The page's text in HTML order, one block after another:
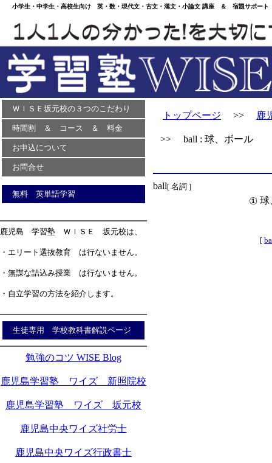
小学生・中学生・高校生向け 英・数・現代文・古文・漢文・小論文 講座 ＆ 宿題サポー
ＷＩＳＥ坂元校の３つのこだわり
時間割 ＆ コース ＆ 料金
お申込について
お問合せ
無料 英単語学習
鹿児島 学習塾 ＷＩＳＥ 坂元校は、
・エリート選抜教育 は行ないません。
・無謀な詰込み授業 は行ないません。
・自立学習の方法を紹介します。
生徒専用 学校教科書解説ページ
勉強のコツ WISE Blog
鹿児島学習塾 ワイズ 新照院校
鹿児島学習塾 ワイズ 坂元校
鹿児島中央ワイズ社労士
鹿児島中央ワイズ行政書士
トップページ >> 鹿
>> ball : 球、ボール
ball[ 名詞 ]
① 球
[